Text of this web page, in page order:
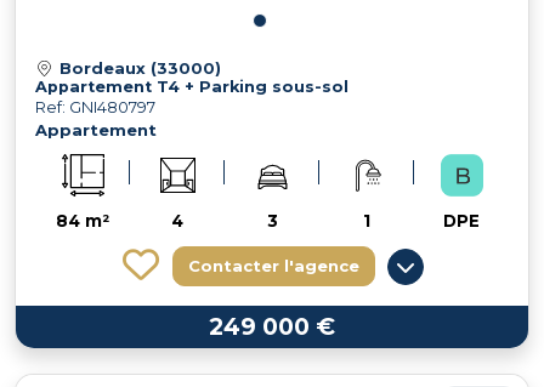
Bordeaux (33000)
Appartement T4 + Parking sous-sol
Ref: GNI480797
Appartement
84 m² 4 3 1 DPE
Contacter l'agence
249 000 €